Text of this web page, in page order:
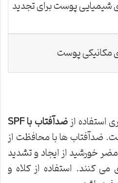
شیمیایی پوست برای تجدید
مکانیکی پوست
استفاده ازضدآفتاب باSPF
ضدآفتاب ها با محافظت از
خورشید از ایجاد و تشدید
کنند. استفاده از کلاه و